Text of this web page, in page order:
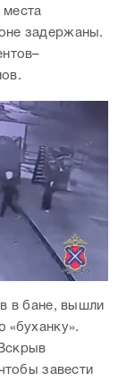
задержаны.
в бане, вышли
«буханку».
завести